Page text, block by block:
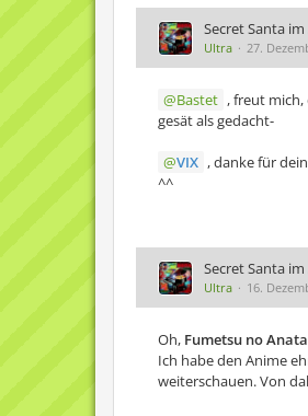
Secret Santa
Ultra 27.
Bastet , freut
gesät als gedacht-
VIX , danke für
^^
Secret Santa
Ultra 16.
Oh, Fumetsu no
Ich habe den Anime
weiterschauen. Von